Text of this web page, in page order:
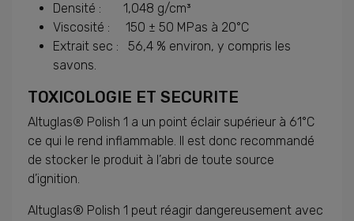
Densité : 1,048 g/cm³
Viscosité : 150 ± 50 MPas à 20°C
Extrait sec : 56,4 % environ, y compris les
savons.
TOXICOLOGIE ET SECURITE
Altuglas® Polish 1 a un point éclair supérieur à 61°C
ce qui le rend inflammable. Il est donc recommandé
de stocker le produit à l’abri de toute source
d’ignition.
Altuglas® Polish 1 peut réagir dangereusement avec